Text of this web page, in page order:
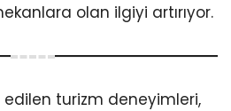
olan ilgiyi artırıyor.
turizm deneyimleri,